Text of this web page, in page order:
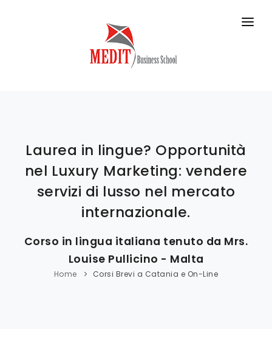
BUSINESS SCHOOL
Laurea in lingue? Opportunità
nel Luxury Marketing: vendere
servizi di lusso nel mercato
internazionale.
Corso in lingua italiana tenuto da Mrs.
Louise Pullicino - Malta
Home Corsi Brevi a Catania e On-Line